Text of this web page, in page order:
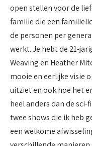
open stellen voor de
familie die een
de personen per
werkt. Je hebt de 21-
Weaving en Heather
mooie en eerlijke visie
uitziet en ook hoe het
heel anders dan de sci-
twee shows die ik heb
een welkome